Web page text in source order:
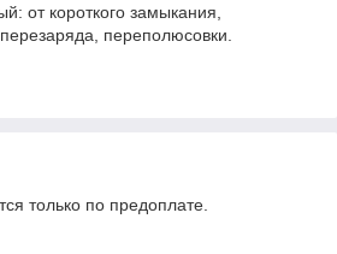
от короткого замыкания,
переполюсовки.
только по предоплате.